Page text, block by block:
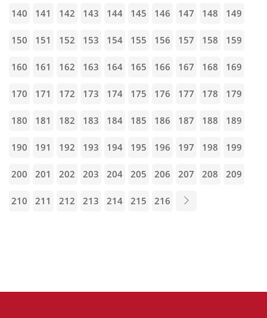
140 141 142 143 144 145 146 147 148 149
150 151 152 153 154 155 156 157 158 159
160 161 162 163 164 165 166 167 168 169
170 171 172 173 174 175 176 177 178 179
180 181 182 183 184 185 186 187 188 189
190 191 192 193 194 195 196 197 198 199
200 201 202 203 204 205 206 207 208 209
210 211 212 213 214 215 216